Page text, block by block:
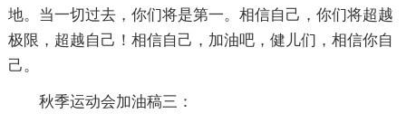
地。当一切过去，你们将是第一。相信自己，你们将超越
极限，超越自己！相信自己，加油吧，健儿们，相信你自
己。
秋季运动会加油稿三：